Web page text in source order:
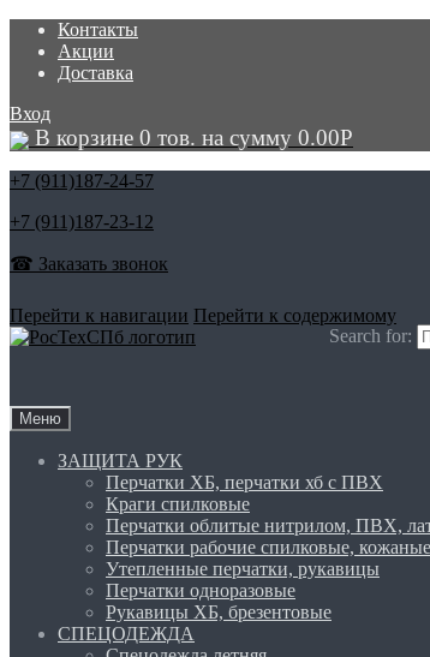
Контакты
Акции
Доставка
Вход
В корзине 0 тов. на сумму 0.00Р
+7 (911)187-24-57
+7 (911)187-23-12
☎ Заказать звонок
Search for:
Перейти к навигации Перейти к содержимому
Меню
ЗАЩИТА РУК
Перчатки ХБ, перчатки хб с ПВХ
Краги спилковые
Перчатки облитые нитрилом, ПВХ,
Перчатки рабочие спилковые, кожаные
Утепленные перчатки, рукавицы
Перчатки одноразовые
Рукавицы ХБ, брезентовые
СПЕЦОДЕЖДА